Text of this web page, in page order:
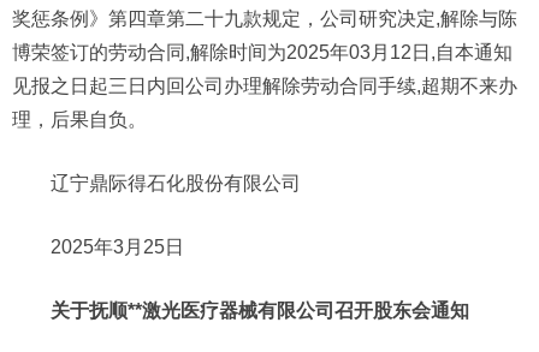
奖惩条例》第四章第二十九款规定，公司研究决定,解除与陈
博荣签订的劳动合同,解除时间为2025年03月12日,自本通知
见报之日起三日内回公司办理解除劳动合同手续,超期不来办
理，后果自负。
辽宁鼎际得石化股份有限公司
2025年3月25日
关于抚顺**激光医疗器械有限公司召开股东会通知